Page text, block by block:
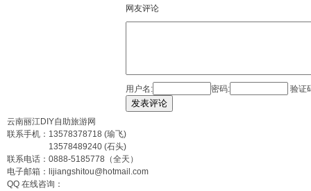
网友评论
用户名: 密码: 验证
发表评论
云南丽江DIY自助旅游网
联系手机： 13578378718 (瑜飞)
13578489240 (石头)
联系电话： 0888-5185778 （全天）
电子邮箱： lijiangshitou@hotmail.com
QQ 在线咨询：